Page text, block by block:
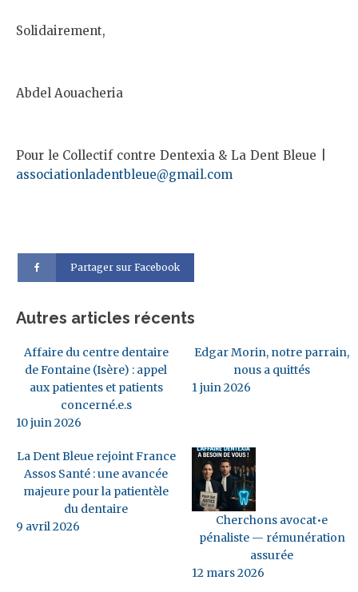
Solidairement,
Abdel Aouacheria
Pour le Collectif contre Dentexia & La Dent Bleue |
associationladentbleue@gmail.com
Partager sur Facebook
Autres articles récents
Affaire du centre dentaire
de Fontaine (Isère) : appel
aux patientes et patients
concerné.e.s
10 juin 2026
Edgar Morin, notre parrain,
nous a quittés
1 juin 2026
La Dent Bleue rejoint France
Assos Santé : une avancée
majeure pour la patientèle
du dentaire
9 avril 2026
Cherchons avocat•e
pénaliste — rémunération
assurée
12 mars 2026